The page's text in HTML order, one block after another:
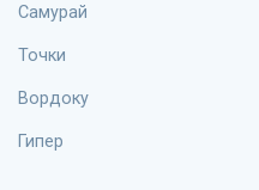
Самурай
Точки
Вордоку
Гипер